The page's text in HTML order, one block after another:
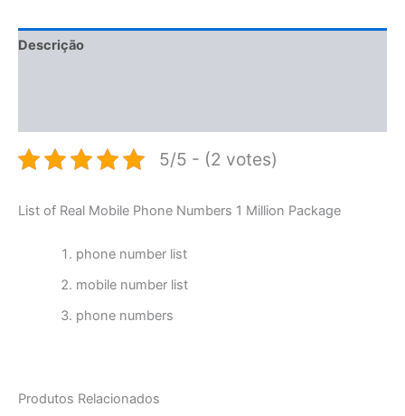
Descrição
5/5 - (2 votes)
List of Real Mobile Phone Numbers 1 Million Package
phone number list
mobile number list
phone numbers
Produtos Relacionados